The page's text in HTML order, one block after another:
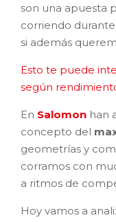
son una apuesta
corriendo
si además
Esto te puede
según
En Salomon han
concepto del
geometrías y
corramos con
a ritmos de
Hoy vamos a